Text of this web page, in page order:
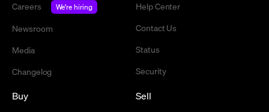
Careers
We're hiring
Newsroom
Media
Changelog
Help Center
Contact Us
Status
Security
Buy Sell